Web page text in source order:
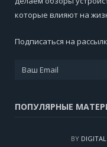
которые влияют на
Подписаться на
ПОПУЛЯРНЫЕ
BY